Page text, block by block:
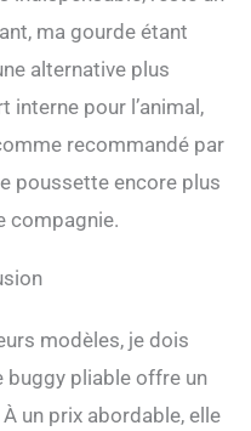
ma gourde étant
alternative plus
interne pour l’animal,
recommandé par
poussette encore plus
compagnie.
modèles, je dois
buggy pliable offre un
un prix abordable, elle